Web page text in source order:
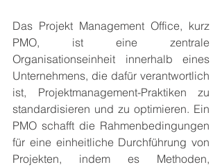
Das Projekt Management Office, kurz
PMO, ist eine zentrale
Organisationseinheit innerhalb eines
Unternehmens, die dafür verantwortlich
ist, Projektmanagement-Praktiken zu
standardisieren und zu optimieren. Ein
PMO schafft die Rahmenbedingungen
für eine einheitliche Durchführung von
Projekten, indem es Methoden,